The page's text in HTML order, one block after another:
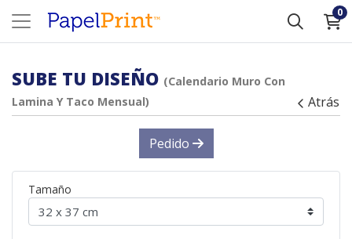
0
SUBE TU DISEÑO (Calendario Muro Con
Lamina Y Taco Mensual)
Atrás
Pedido
Tamaño